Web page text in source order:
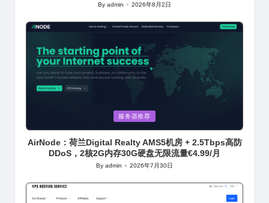
Posted
Byadmin 2026年8月2日
in
服务器推荐
AirNode：荷兰Digital Realty AMS5机房 + 2.5Tbps高防
DDoS，2核2G内存30G硬盘无限流量€4.99/月
Posted
Byadmin 2026年7月30日